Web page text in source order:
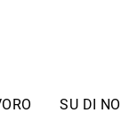
SU DI